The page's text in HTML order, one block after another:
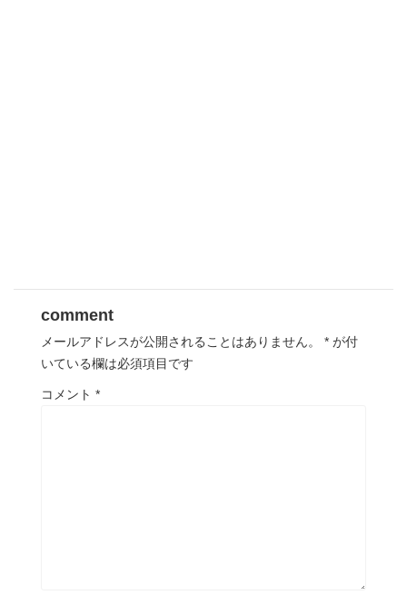
comment
メールアドレスが公開されることはありません。 * が付
いている欄は必須項目です
コメント *